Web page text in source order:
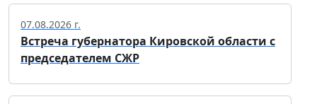
07.08.2026 г.
Встреча губернатора Кировской области с
председателем СЖР